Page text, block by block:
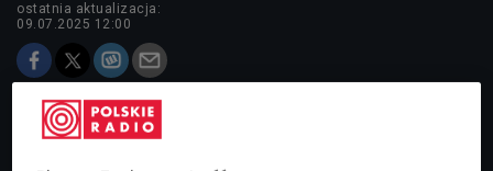
ostatnia aktualizacja:
09.07.2025 12:00
Obserwuj nas na